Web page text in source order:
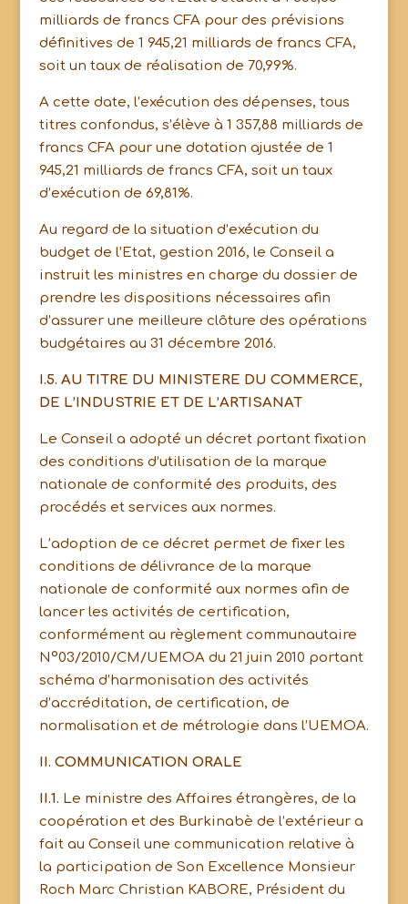
milliards de francs CFA pour des prévisions
définitives de 1 945,21 milliards de francs CFA,
soit un taux de réalisation de 70,99%.
A cette date, l’exécution des dépenses, tous
titres confondus, s’élève à 1 357,88 milliards de
francs CFA pour une dotation ajustée de 1
945,21 milliards de francs CFA, soit un taux
d’exécution de 69,81%.
Au regard de la situation d’exécution du
budget de l’Etat, gestion 2016, le Conseil a
instruit les ministres en charge du dossier de
prendre les dispositions nécessaires afin
d’assurer une meilleure clôture des opérations
budgétaires au 31 décembre 2016.
I.5. AU TITRE DU MINISTERE DU COMMERCE,
DE L’INDUSTRIE ET DE L’ARTISANAT
Le Conseil a adopté un décret portant fixation
des conditions d’utilisation de la marque
nationale de conformité des produits, des
procédés et services aux normes.
L’adoption de ce décret permet de fixer les
conditions de délivrance de la marque
nationale de conformité aux normes afin de
lancer les activités de certification,
conformément au règlement communautaire
N°03/2010/CM/UEMOA du 21 juin 2010 portant
schéma d’harmonisation des activités
d’accréditation, de certification, de
normalisation et de métrologie dans l’UEMOA.
II. COMMUNICATION ORALE
II.1. Le ministre des Affaires étrangères, de la
coopération et des Burkinabè de l’extérieur a
fait au Conseil une communication relative à
la participation de Son Excellence Monsieur
Roch Marc Christian KABORE, Président du